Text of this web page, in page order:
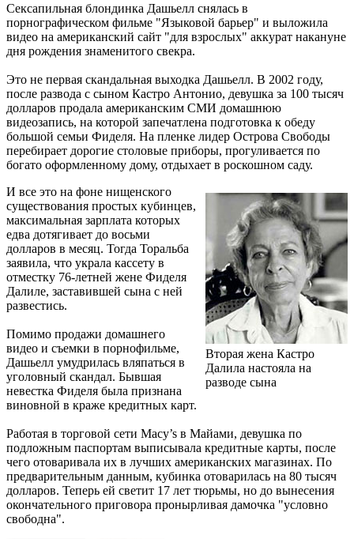
Сексапильная блондинка Дашьелл снялась в
порнографическом фильме "Языковой барьер" и выложила
видео на американский сайт "для взрослых" аккурат накануне
дня рождения знаменитого свекра.
Это не первая скандальная выходка Дашьелл. В 2002 году,
после развода с сыном Кастро Антонио, девушка за 100 тысяч
долларов продала американским СМИ домашнюю
видеозапись, на которой запечатлена подготовка к обеду
большой семьи Фиделя. На пленке лидер Острова Свободы
перебирает дорогие столовые приборы, прогуливается по
богато оформленному дому, отдыхает в роскошном саду.
Вторая жена Кастро
Далила настояла на
разводе сына
И все это на фоне нищенского
существования простых кубинцев,
максимальная зарплата которых
едва дотягивает до восьми
долларов в месяц. Тогда Торальба
заявила, что украла кассету в
отместку 76-летней жене Фиделя
Далиле, заставившей сына с ней
развестись.
Помимо продажи домашнего
видео и съемки в порнофильме,
Дашьелл умудрилась вляпаться в
уголовный скандал. Бывшая
невестка Фиделя была признана
виновной в краже кредитных карт.
Работая в торговой сети Macy’s в Майами, девушка по
подложным паспортам выписывала кредитные карты, после
чего отоваривала их в лучших американских магазинах. По
предварительным данным, кубинка отоварилась на 80 тысяч
долларов. Теперь ей светит 17 лет тюрьмы, но до вынесения
окончательного приговора пронырливая дамочка "условно
свободна".